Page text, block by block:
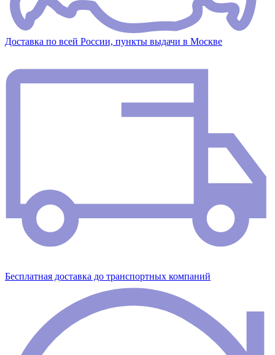
Доставка по всей России, пункты выдачи в Москве
Бесплатная доставка до транспортных компаний